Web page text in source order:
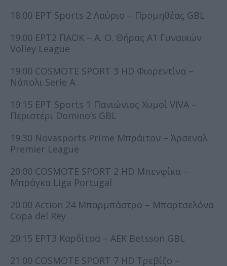
18:00 ΕΡΤ Sports 2 Λαύριο – Προμηθέας GBL
19:00 ΕΡΤ2 ΠΑΟΚ – Α. Ο. Θήρας Α1 Γυναικών
Volley League
19:00 COSMOTE SPORT 3 HD Φιορεντίνα –
Νάπολι Serie A
19:15 ΕΡΤ Sports 1 Πανιώνιος Χυμοί VIVA –
Περιστέρι Domino’s GBL
19:30 Novasports Prime Μπράιτον – Άρσεναλ
Premier League
20:00 COSMOTE SPORT 2 HD Μπενφίκα –
Μπράγκα Liga Portugal
20:00 Action 24 Μπαρμπάστρο – Μπαρτσελόνα
Copa del Rey
20:15 ΕΡΤ3 Καρδίτσα – ΑΕΚ Betsson GBL
21:00 COSMOTE SPORT 7 HD Τρεβίζο –